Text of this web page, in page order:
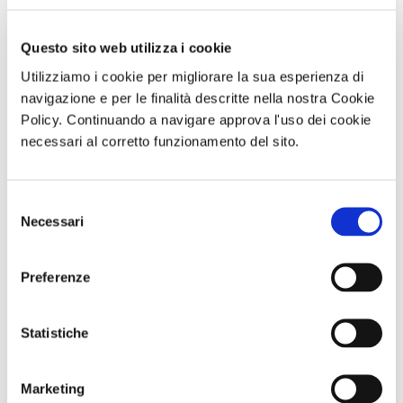
Questo sito web utilizza i cookie
Utilizziamo i cookie per migliorare la sua esperienza di
navigazione e per le finalità descritte nella nostra Cookie
Policy. Continuando a navigare approva l'uso dei cookie
necessari al corretto funzionamento del sito.
delNecessari
Preferenze
Statistiche
Marketing
SOCIALE
Testi scolastici ed altri libri
anche per il 2021 arriva la
convenzione Cralt
Turismo: inizia la ripresa